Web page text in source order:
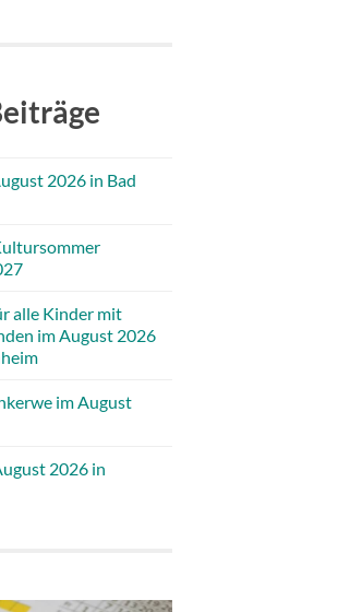
2026 in Bad
alle Kinder mit
im August 2026
im August
2026 in